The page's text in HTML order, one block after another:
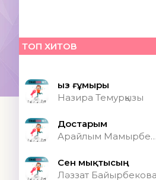
ТОП ХИТОВ
Қыз ғұмыры
Назира Темурқызы
Достарым
Арайлым Мамырбекқызы
Сен мықтысың
Ләззат Байырбекова